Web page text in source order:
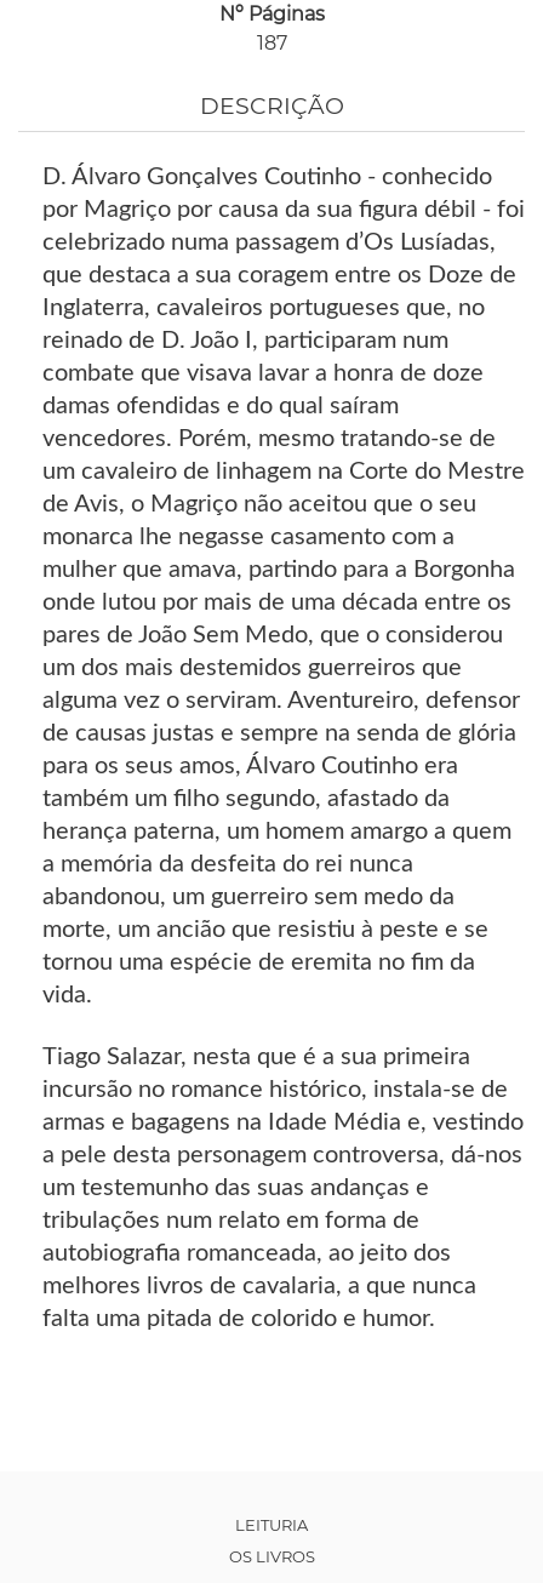
Nº Páginas
187
DESCRIÇÃO
D. Álvaro Gonçalves Coutinho - conhecido
por Magriço por causa da sua figura débil - foi
celebrizado numa passagem d’Os Lusíadas,
que destaca a sua coragem entre os Doze de
Inglaterra, cavaleiros portugueses que, no
reinado de D. João I, participaram num
combate que visava lavar a honra de doze
damas ofendidas e do qual saíram
vencedores. Porém, mesmo tratando-se de
um cavaleiro de linhagem na Corte do Mestre
de Avis, o Magriço não aceitou que o seu
monarca lhe negasse casamento com a
mulher que amava, partindo para a Borgonha
onde lutou por mais de uma década entre os
pares de João Sem Medo, que o considerou
um dos mais destemidos guerreiros que
alguma vez o serviram. Aventureiro, defensor
de causas justas e sempre na senda de glória
para os seus amos, Álvaro Coutinho era
também um filho segundo, afastado da
herança paterna, um homem amargo a quem
a memória da desfeita do rei nunca
abandonou, um guerreiro sem medo da
morte, um ancião que resistiu à peste e se
tornou uma espécie de eremita no fim da
vida.
Tiago Salazar, nesta que é a sua primeira
incursão no romance histórico, instala-se de
armas e bagagens na Idade Média e, vestindo
a pele desta personagem controversa, dá-nos
um testemunho das suas andanças e
tribulações num relato em forma de
autobiografia romanceada, ao jeito dos
melhores livros de cavalaria, a que nunca
falta uma pitada de colorido e humor.
LEITURIA
OS LIVROS